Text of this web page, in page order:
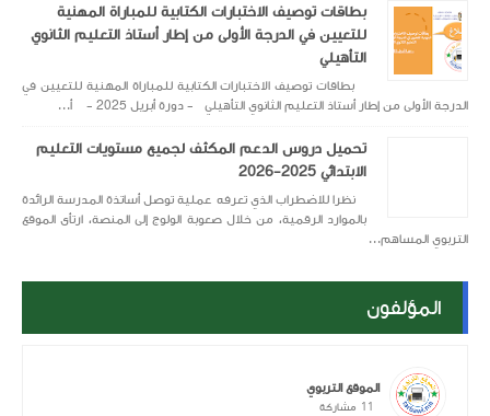
بطاقات توصيف الاختبارات الكتابية للمباراة المهنية
للتعيين في الدرجة الأولى من إطار أستاذ التعليم الثانوي
التأهيلي
بطاقات توصيف الاختبارات الكتابية للمباراة المهنية للتعيين في
الدرجة الأولى من إطار أستاذ التعليم الثانوي التأهيلي - دورة أبريل 2025 - أ...
تحميل دروس الدعم المكثف لجميع مستويات التعليم
الابتدائي 2025-2026
نظرا للاضطراب الذي تعرفه عملية توصل أساتذة المدرسة الرائدة
بالموارد الرقمية، من خلال صعوبة الولوج إلى المنصة، ارتأى الموقع
التربوي المساهم...
المؤلفون
الموقع التربوي
11 مشاركة